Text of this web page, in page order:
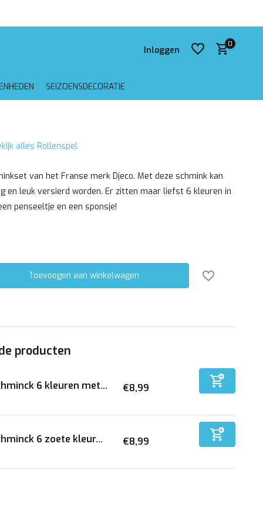
Inloggen
0
SEIZOENSDECORATIE
alles Rollenspel
van het Franse merk Djeco. Met deze schmink kan
en leuk versierd worden. Er zitten maar liefst 6 kleuren in
penseeltje en een sponsje!
Toevoegen aan winkelwagen
producten
6 kleuren met... €8,99
6 zoete kleur... €8,99